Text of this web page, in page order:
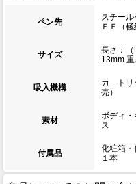
ペン先
スチー
ＥＦ（
サイズ
長さ：（
13mm
吸入機構
カ－ト
売）
素材
ボディ
ス
付属品
化粧箱・
１本